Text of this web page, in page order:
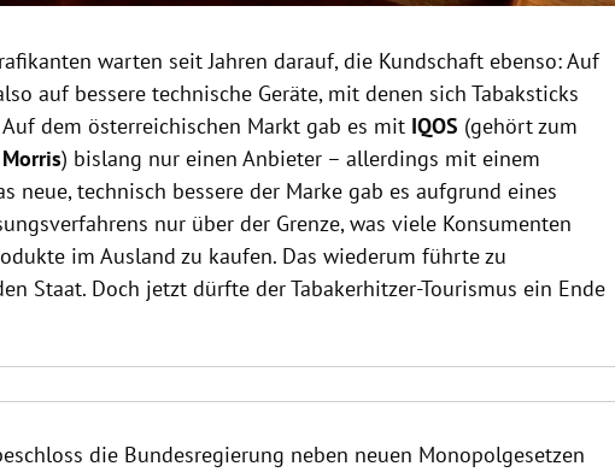
warten seit Jahren darauf, die Kundschaft ebenso: Auf
auf bessere technische Geräte, mit denen sich Tabaksticks
dem österreichischen Markt gab es mit IQOS (gehört zum
) bislang nur einen Anbieter – allerdings mit einem
neue, technisch bessere der Marke gab es aufgrund eines
nur über der Grenze, was viele Konsumenten
im Ausland zu kaufen. Das wiederum führte zu
Staat. Doch jetzt dürfte der Tabakerhitzer-Tourismus ein Ende
die Bundesregierung neben neuen Monopolgesetzen